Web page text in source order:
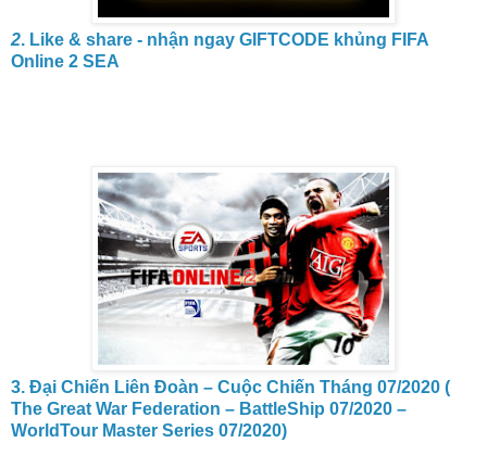
2. Like & share - nhận ngay GIFTCODE khủng FIFA
Online 2 SEA
3. Đại Chiến Liên Đoàn – Cuộc Chiến Tháng 07/2020 (
The Great War Federation – BattleShip 07/2020 –
WorldTour Master Series 07/2020)